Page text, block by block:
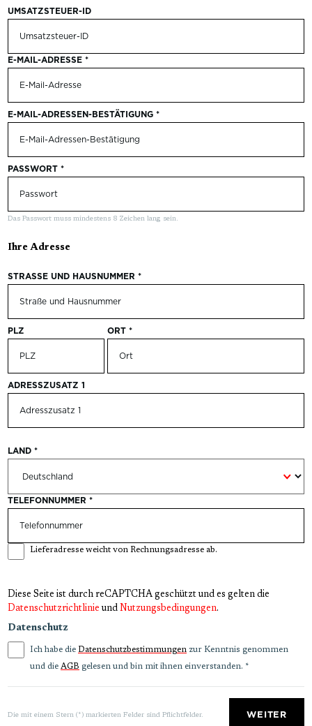
UMSATZSTEUER-ID
E-MAIL-ADRESSE *
E-MAIL-ADRESSEN-BESTÄTIGUNG *
PASSWORT *
Das Passwort muss mindestens 8 Zeichen lang sein.
Ihre Adresse
STRASSE UND HAUSNUMMER *
PLZ ORT*
ADRESSZUSATZ 1
LAND *
TELEFONNUMMER *
Lieferadresse weicht von Rechnungsadresse ab.
Diese Seite ist durch reCAPTCHA geschützt und es gelten die
Datenschutzrichtlinie und Nutzungsbedingungen.
Datenschutz
Ich habe die Datenschutzbestimmungen zur Kenntnis genommen
und die AGB gelesen und bin mit ihnen einverstanden. *
Die mit einem Stern (*) markierten Felder sind Pflichtfelder. WEITER